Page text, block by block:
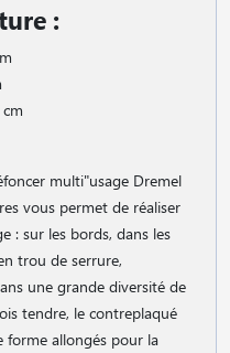
:
multi"usage Dremel
vous permet de réaliser
: sur les bords, dans les
trou de serrure,
une grande diversité de
tendre, le contreplaqué
forme allongés pour la